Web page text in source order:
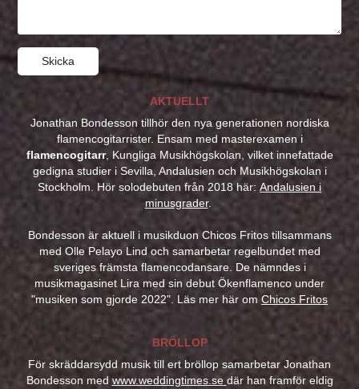
Skicka
AKTUELLT
Jonathan Bondesson tillhör den nya generationen nordiska
flamencogitarrister. Ensam med masterexamen i
flamencogitarr, Kungliga Musikhögskolan, vilket innefattade
gedigna studier i Sevilla, Andalusien och Musikhögskolan i
Stockholm. Hör solodebuten från 2018 här: Andalusien i
minusgrader.
Bondesson är aktuell i musikduon Chicos Fritos tillsammans
med Olle Pelayo Lind och samarbetar regelbundet med
sveriges främsta flamencodansare. De nämndes i
musikmagasinet Lira med sin debut Ökenflamenco under
"musiken som gjorde 2022". Läs mer här om Chicos Fritos
BRÖLLOP
För skräddarsydd musik till ert bröllop samarbetar Jonathan
Bondesson medwww.weddingtimes.se där han framför eldig